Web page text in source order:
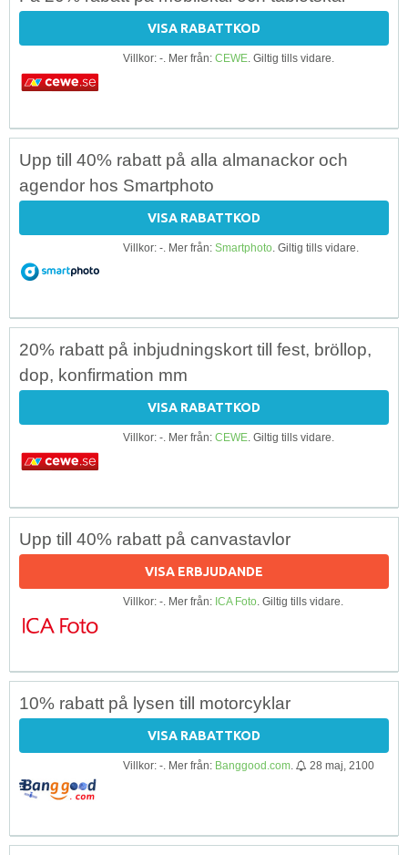
VISA RABATTKOD
Villkor: -. Mer från: CEWE. Giltig tills vidare.
Upp till 40% rabatt på alla almanackor och
agendor hos Smartphoto
VISA RABATTKOD
Villkor: -. Mer från: Smartphoto. Giltig tills vidare.
20% rabatt på inbjudningskort till fest, bröllop,
dop, konfirmation mm
VISA RABATTKOD
Villkor: -. Mer från: CEWE. Giltig tills vidare.
Upp till 40% rabatt på canvastavlor
VISA ERBJUDANDE
Villkor: -. Mer från: ICA Foto. Giltig tills vidare.
10% rabatt på lysen till motorcyklar
VISA RABATTKOD
Villkor: -. Mer från: Banggood.com. 28 maj, 2100